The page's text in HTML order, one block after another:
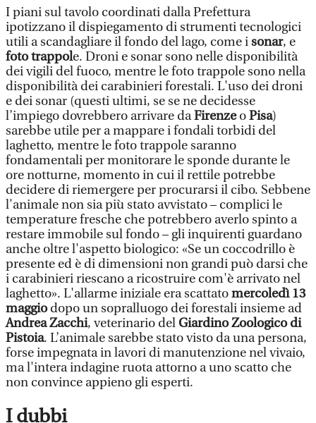
I piani sul tavolo coordinati dalla Prefettura
ipotizzano il dispiegamento di strumenti tecnologici
utili a scandagliare il fondo del lago, come isonar, e
foto trappole. Droni e sonar sono nelle disponibilità
dei vigili del fuoco, mentre le foto trappole sono nella
disponibilità dei carabinieri forestali. L'uso dei droni
e dei sonar (questi ultimi, se se ne decidesse
l’impiego dovrebbero arrivare daFirenzeoPisa)
sarebbe utile per a mappare i fondali torbidi del
laghetto, mentre le foto trappole saranno
fondamentali per monitorare le sponde durante le
ore notturne, momento in cui il rettile potrebbe
decidere di riemergere per procurarsi il cibo. Sebbene
l'animale non sia più stato avvistato – complici le
temperature fresche che potrebbero averlo spinto a
restare immobile sul fondo – gli inquirenti guardano
anche oltre l'aspetto biologico: «Se un coccodrillo è
presente ed è di dimensioni non grandi può darsi che
i carabinieri riescano a ricostruire com'è arrivato nel
laghetto». L'allarme iniziale era scattatomercoledì 13
maggiodopo un sopralluogo dei forestali insieme ad
Andrea Zacchi, veterinario delGiardino Zoologico di
Pistoia. L’animale sarebbe stato visto da una persona,
forse impegnata in lavori di manutenzione nel vivaio,
ma l'intera indagine ruota attorno a uno scatto che
non convince appieno gli esperti.
I dubbi